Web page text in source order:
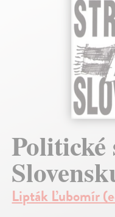
Lipták Ľubomír